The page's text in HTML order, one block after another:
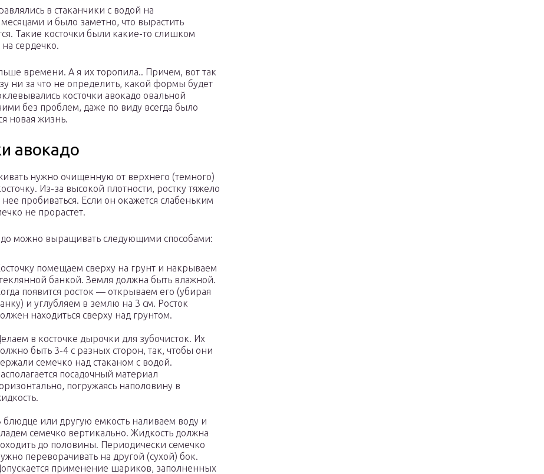
в стаканчики с водой на
и было заметно, что вырастить
Такие косточки были какие-то слишком
сердечко.
времени. А я их торопила.. Причем, вот так
ни за что не определить, какой формы будет
косточки авокадо овальной
без проблем, даже по виду всегда было
новая жизнь.
авокадо
нужно очищенную от верхнего (темного)
Из-за высокой плотности, ростку тяжело
нее пробиваться. Если он окажется слабеньким
не прорастет.
можно выращивать следующими способами:
помещаем сверху на грунт и накрываем
банкой. Земля должна быть влажной.
появится росток — открываем его (убирая
и углубляем в землю на 3 см. Росток
находиться сверху над грунтом.
в косточке дырочки для зубочисток. Их
быть 3-4 с разных сторон, так, чтобы они
семечко над стаканом с водой.
посадочный материал
погружаясь наполовину в
блюдце или другую емкость наливаем воду и
семечко вертикально. Жидкость должна
до половины. Периодически семечко
переворачивать на другой (сухой) бок.
применение шариков, заполненных